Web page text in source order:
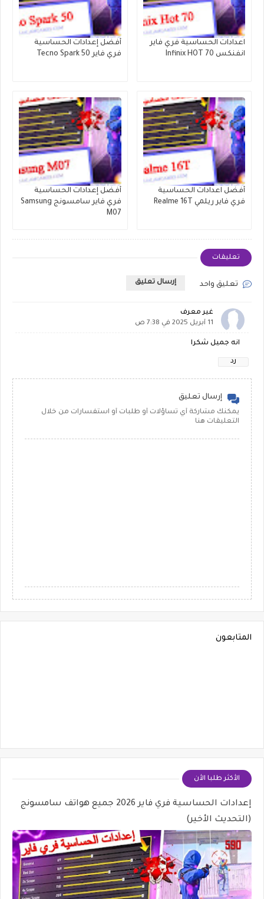
اعدادات الحساسية فري فاير
انفنكس Infinix HOT 70
أفضل إعدادات الحساسية
فري فاير Tecno Spark 50
أفضل اعدادات الحساسية
فري فاير ريلمي Realme 16T
أفضل إعدادات الحساسية
فري فاير سامسونج Samsung
M07
تعليقات
تعليق واحد إرسال تعليق
غير معرف
11 أبريل 2025 في 7:38 ص
انه جميل شكرا
رد
إرسال تعليق
يمكنك مشاركة أي تساؤلات أو طلبات أو استفسارات من خلال
التعليقات هنا
المتابعون
الأكثر طلبا الأن
إعدادات الحساسية فري فاير 2026 جميع هواتف سامسونج
(التحديث الأخير)